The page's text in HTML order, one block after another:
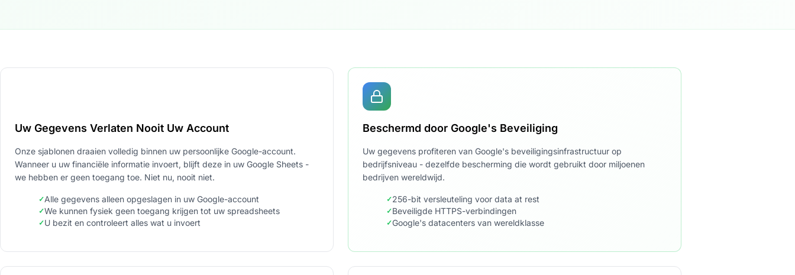
Uw Gegevens Verlaten Nooit Uw Account
Onze sjablonen draaien volledig binnen uw persoonlijke Google-account.
Wanneer u uw financiële informatie invoert, blijft deze in uw Google Sheets -
we hebben er geen toegang toe. Niet nu, nooit niet.
Alle gegevens alleen opgeslagen in uw Google-account
We kunnen fysiek geen toegang krijgen tot uw spreadsheets
U bezit en controleert alles wat u invoert
Beschermd door Google's Beveiliging
Uw gegevens profiteren van Google's beveiligingsinfrastructuur op
bedrijfsniveau - dezelfde bescherming die wordt gebruikt door miljoenen
bedrijven wereldwijd.
256-bit versleuteling voor data at rest
Beveiligde HTTPS-verbindingen
Google's datacenters van wereldklasse